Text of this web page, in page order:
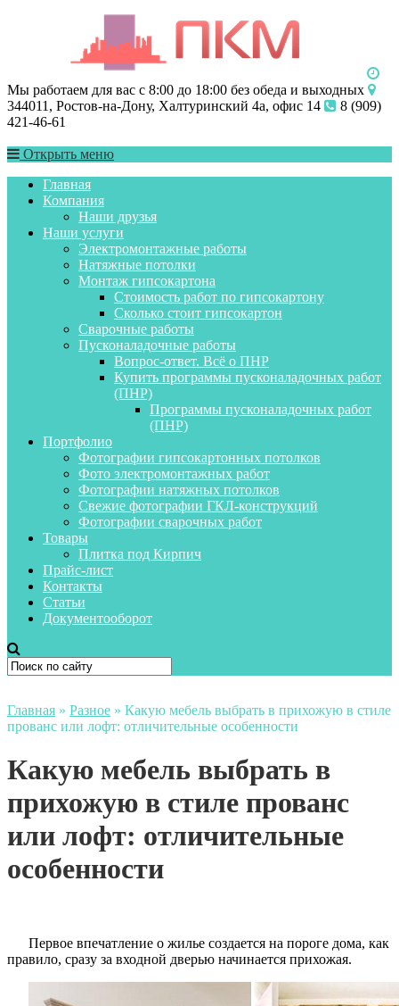
Мы работаем для вас с 8:00 до 18:00 без обеда и выходных
344011, Ростов-на-Дону, Халтуринский 4а, офис 14
8 (909)
421-46-61
Открыть меню
Главная
Компания
Наши друзья
Наши услуги
Электромонтажные работы
Натяжные потолки
Монтаж гипсокартона
Стоимость работ по гипсокартону
Сколько стоит гипсокартон
Сварочные работы
Пусконаладочные работы
Вопрос-ответ. Всё о ПНР
Купить программы пусконаладочных работ
(ПНР)
Программы пусконаладочных работ
(ПНР)
Портфолио
Фотографии гипсокартонных потолков
Фото электромонтажных работ
Фотографии натяжных потолков
Свежие фотографии ГКЛ-конструкций
Фотографии сварочных работ
Товары
Плитка под Кирпич
Прайс-лист
Контакты
Статьи
Документооборот
Главная » Разное » Какую мебель выбрать в прихожую в стиле
прованс или лофт: отличительные особенности
Какую мебель выбрать в
прихожую в стиле прованс
или лофт: отличительные
особенности
Первое впечатление о жилье создается на пороге дома, как
правило, сразу за входной дверью начинается прихожая.